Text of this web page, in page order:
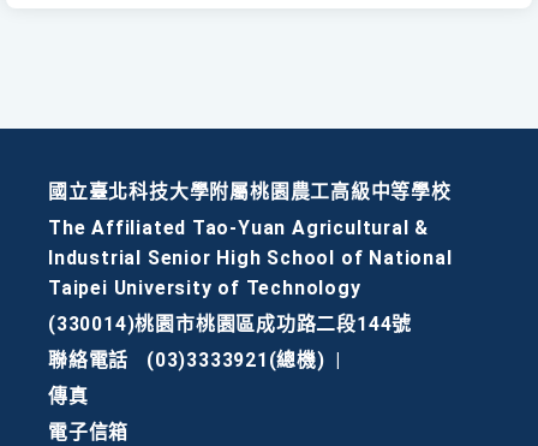
國立臺北科技大學附屬桃園農工高級中等學校
The Affiliated Tao-Yuan Agricultural &
Industrial Senior High School of National
Taipei University of Technology
(330014)桃園市桃園區成功路二段144號
聯絡電話
(03)3333921(總機)
傳真
電子信箱